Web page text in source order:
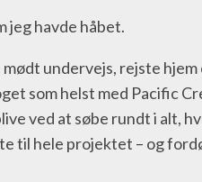
jeg havde håbet.
undervejs, rejste
som helst med Pacific
ved at søbe rundt i alt,
til hele projektet – og